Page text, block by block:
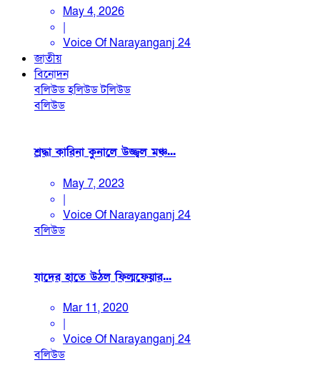
May 4, 2026
|
Voice Of Narayanganj 24
জাতীয়
বিনোদন
বলিউডহলিউডটলিউড
বলিউড
শ্রদ্ধা কারিনা কুনালে উজ্জ্বল মঞ্চ...
May 7, 2023
|
Voice Of Narayanganj 24
বলিউড
যাদের হাতে উঠল ফিল্মফেয়ার...
Mar 11, 2020
|
Voice Of Narayanganj 24
বলিউড